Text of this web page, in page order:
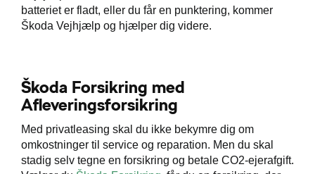
batteriet er fladt, eller du får en punktering, kommer
Škoda Vejhjælp og hjælper dig videre.
Škoda Forsikring med
Afleveringsforsikring
Med privatleasing skal du ikke bekymre dig om
omkostninger til service og reparation. Men du skal
stadig selv tegne en forsikring og betale CO2-ejerafgift.